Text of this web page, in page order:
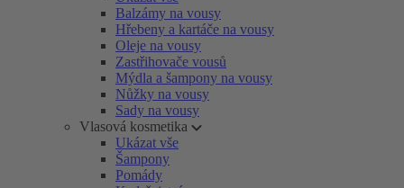
Balzámy na vousy
Hřebeny a kartáče na vousy
Oleje na vousy
Zastřihovače vousů
Mýdla a šampony na vousy
Nůžky na vousy
Sady na vousy
Vlasová kosmetika
Ukázat vše
Šampony
Pomády